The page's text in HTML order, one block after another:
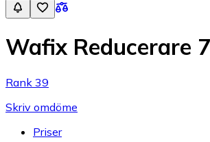
Wafix Reducerare
Rank 39
Skriv omdöme
Priser